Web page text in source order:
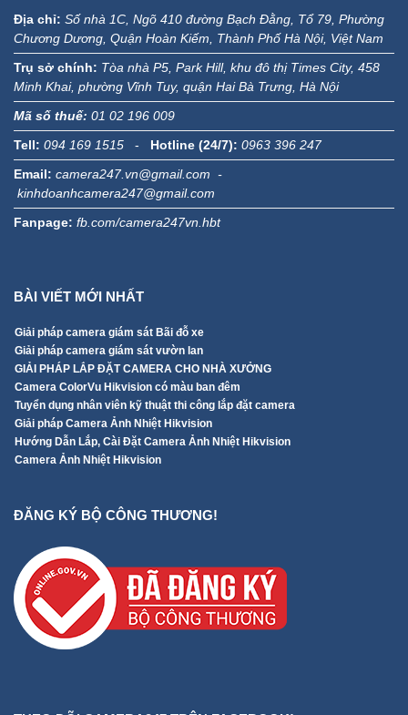
Địa chỉ: Số nhà 1C, Ngõ 410 đường Bạch Đằng, Tổ 79, Phường
Chương Dương, Quận Hoàn Kiếm, Thành Phố Hà Nội, Việt Nam
Trụ sở chính: Tòa nhà P5, Park Hill, khu đô thị Times City, 458
Minh Khai, phường Vĩnh Tuy, quận Hai Bà Trưng, Hà Nội
Mã số thuế: 01 02 196 009
Tell: 094 169 1515 - Hotline (24/7): 0963 396 247
Email: camera247.vn@gmail.com -
kinhdoanhcamera247@gmail.com
Fanpage: fb.com/camera247vn.hbt
BÀI VIẾT MỚI NHẤT
Giải pháp camera giám sát Bãi đỗ xe
Giải pháp camera giám sát vườn lan
GIẢI PHÁP LẮP ĐẶT CAMERA CHO NHÀ XƯỞNG
Camera ColorVu Hikvision có màu ban đêm
Tuyển dụng nhân viên kỹ thuật thi công lắp đặt camera
Giải pháp Camera Ảnh Nhiệt Hikvision
Hướng Dẫn Lắp, Cài Đặt Camera Ảnh Nhiệt Hikvision
Camera Ảnh Nhiệt Hikvision
ĐĂNG KÝ BỘ CÔNG THƯƠNG!